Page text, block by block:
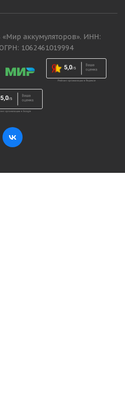
«Мир аккумуляторов». ИНН:
1062461019994